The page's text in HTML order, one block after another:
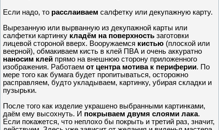
Если надо, то расслаиваем салфетку или декупажную карту.
Вырезанную или вырванную из декупажной карты или
салфетки картинку кладём на поверхность заготовки
лицевой стороной вверх. Вооружаемся кистью (плоской или
веерной), обмакиваем кисть в клей ПВА и очень аккуратно
наносим клей прямо на внешнюю сторону приложенного
изображения. Работаем от центра мотива к периферии. По
мере того как бумага будет пропитываться, осторожно
расправляем, будто укладываем, картинку, убирая складки и
пузырьки.
После того как изделие украшено выбранными картинками,
даём ему высохнуть. И покрываем двумя слоями лака.
Если покажется, что неплохо бы покрыть и третий раз, значит,